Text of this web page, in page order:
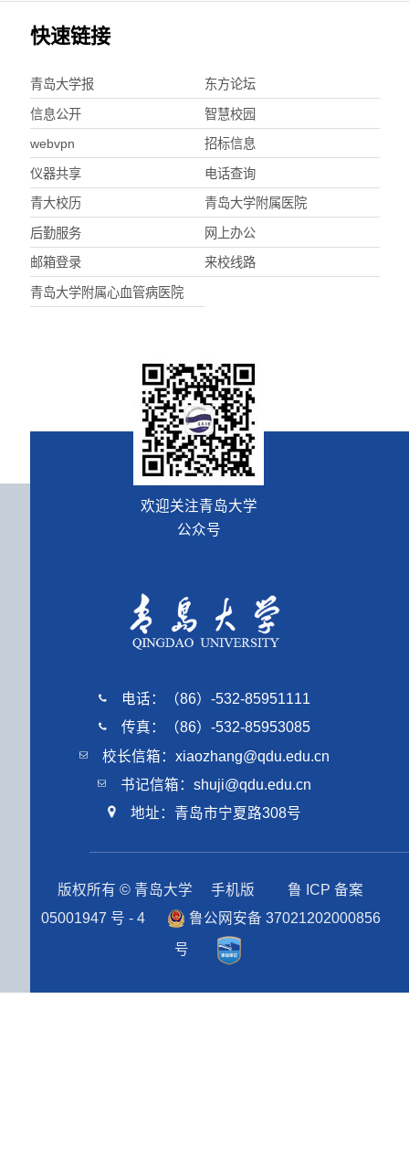
快速链接
青岛大学报 东方论坛
信息公开 智慧校园
webvpn 招标信息
仪器共享 电话查询
青大校历 青岛大学附属医院
后勤服务 网上办公
邮箱登录 来校线路
青岛大学附属心血管病医院
欢迎关注青岛大学
公众号
电话：（86）-532-85951111
传真：（86）-532-85953085
校长信箱：xiaozhang@qdu.edu.cn
书记信箱：shuji@qdu.edu.cn
地址：青岛市宁夏路308号
版权所有 © 青岛大学 手机版
鲁 ICP 备案
05001947 号 - 4
鲁公网安备 37021202000856
号